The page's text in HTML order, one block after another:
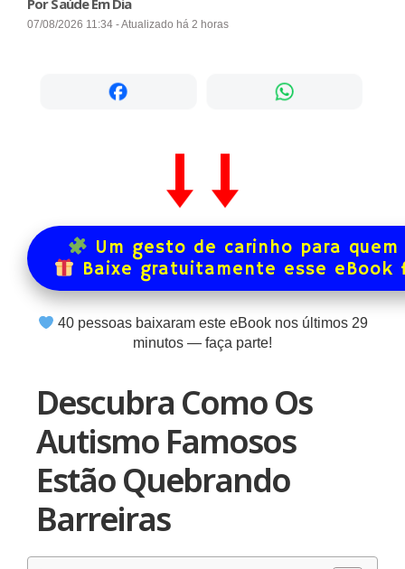
07/08/2026 11:34 - Atualizado há 2 horas
Um gesto de carinho para
Baixe gratuitamente esse
40pessoas baixaram este eBook nos últimos 29
minutos — faça parte!
Descubra Como Os
Autismo Famosos
Estão Quebrando
Barreiras